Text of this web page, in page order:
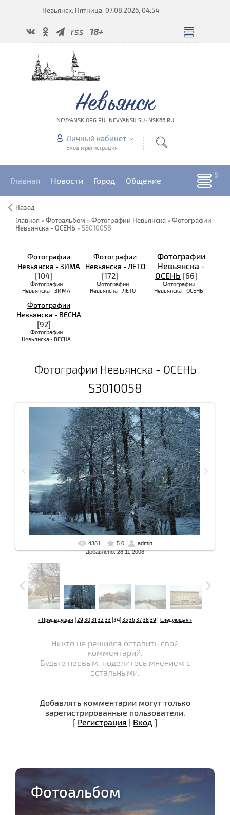
Невьянск: Пятница, 07.08.2026, 04:54
rss 18+
Невьянск
NEVYANSK.ORG.RU · NEVYANSK.SU · NSK66.RU
Личный кабинет
Вход и регистрация
Главная Новости Город Общение
Назад
Главная »Фотоальбом »Фотографии Невьянска »Фотографии
Невьянска - ОСЕНЬ » S3010058
Фотографии
Невьянска - ЗИМА
[104]
Фотографии
Невьянска - ЗИМА
Фотографии
Невьянска - ЛЕТО
[172]
Фотографии
Невьянска - ЛЕТО
Фотографии
Невьянска -
ОСЕНЬ [66]
Фотографии
Невьянска - ОСЕНЬ
Фотографии
Невьянска - ВЕСНА
[92]
Фотографии
Невьянска - ВЕСНА
Фотографии Невьянска - ОСЕНЬ
S3010058
В реальном размере 1600x1200 px/ 929.5 Kb
4381 5.0
admin
Добавлено: 28.11.2008
« Предыдущая |29 3031 32 33 [34]3536373839 | Следующая »
Никто не решился оставить свой
комментарий.
Будьте первым, поделитесь мнением с
остальными.
Добавлять комментарии могут только
зарегистрированные пользователи.
[ Регистрация | Вход ]
Фотоальбом